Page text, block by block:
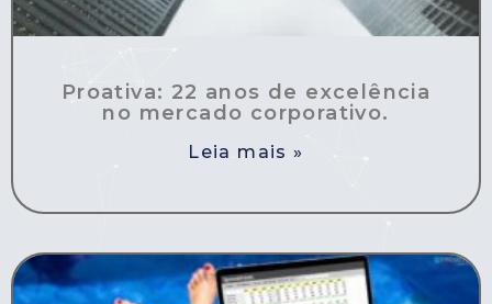
Proativa: 22 anos de excelência
no mercado corporativo.
Leia mais »